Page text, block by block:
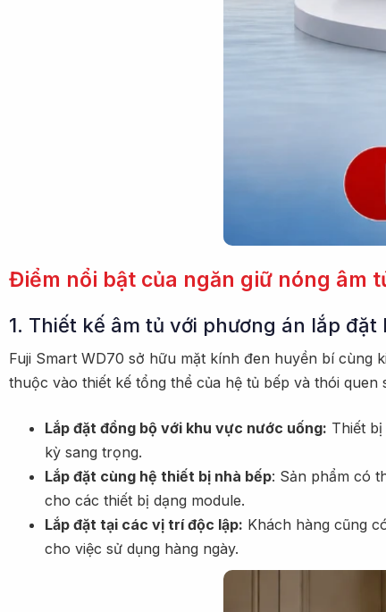
Điểm nổi bật của ngăn giữ nóng âm
1. Thiết kế âm tủ với phương án lắp đặt
Fuji Smart WD70 sở hữu mặt kính đen huyền bí cùng
thuộc vào thiết kế tổng thể của hệ tủ bếp và thói quen
Lắp đặt đồng bộ với khu vực nước uống: Thiết
kỳ sang trọng.
Lắp đặt cùng hệ thiết bị nhà bếp: Sản phẩm có
cho các thiết bị dạng module.
Lắp đặt tại các vị trí độc lập: Khách hàng cũng
cho việc sử dụng hàng ngày.